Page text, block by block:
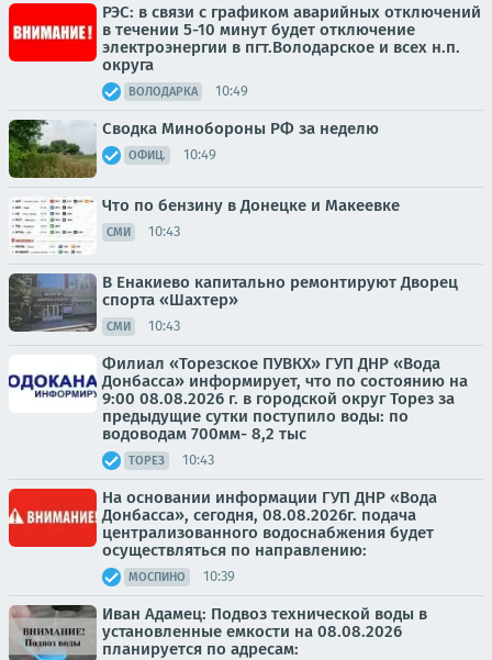
РЭС: в связи с графиком аварийных отключений
в течении 5-10 минут будет отключение
электроэнергии в пгт.Володарское и всех н.п.
округа
ВОЛОДАРКА 10:49
Сводка Минобороны РФ за неделю
ОФИЦ. 10:49
Что по бензину в Донецке и Макеевке
СМИ 10:43
В Енакиево капитально ремонтируют Дворец
спорта «Шахтер»
СМИ 10:43
Филиал «Торезское ПУВКХ» ГУП ДНР «Вода
Донбасса» информирует, что по состоянию на
9:00 08.08.2026 г. в городской округ Торез за
предыдущие сутки поступило воды: по
водоводам 700мм- 8,2 тыс
ТОРЕЗ 10:43
На основании информации ГУП ДНР «Вода
Донбасса», сегодня, 08.08.2026г. подача
централизованного водоснабжения будет
осуществляться по направлению:
МОСПИНО 10:39
Иван Адамец: Подвоз технической воды в
установленные емкости на 08.08.2026
планируется по адресам: